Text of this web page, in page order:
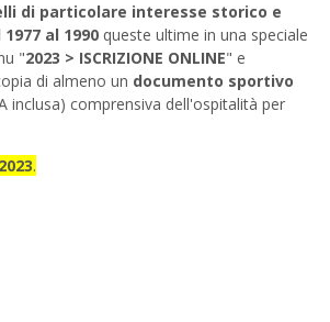
di particolare interesse storico e
1977 al 1990 queste ultime in una speciale
"2023 > ISCRIZIONE ONLINE" e
di almeno un documento sportivo
inclusa) comprensiva dell'ospitalità per
.